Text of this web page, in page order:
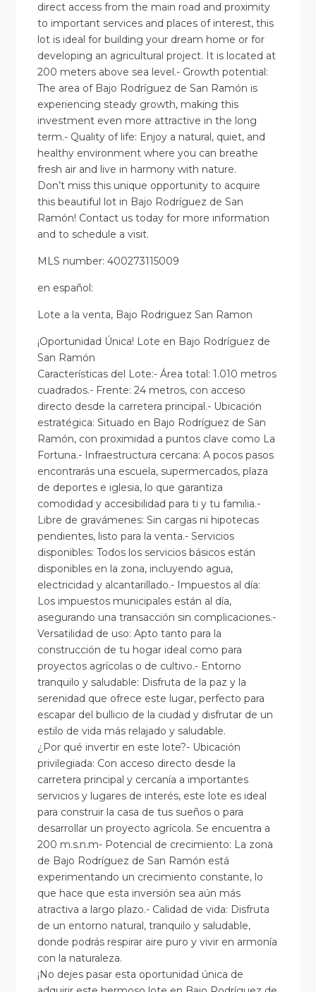
direct access from the main road and proximity
to important services and places of interest, this
lot is ideal for building your dream home or for
developing an agricultural project. It is located at
200 meters above sea level.- Growth potential:
The area of Bajo Rodríguez de San Ramón is
experiencing steady growth, making this
investment even more attractive in the long
term.- Quality of life: Enjoy a natural, quiet, and
healthy environment where you can breathe
fresh air and live in harmony with nature.
Don’t miss this unique opportunity to acquire
this beautiful lot in Bajo Rodríguez de San
Ramón! Contact us today for more information
and to schedule a visit.
MLS number: 400273115009
en español:
Lote a la venta, Bajo Rodriguez San Ramon
¡Oportunidad Única! Lote en Bajo Rodríguez de
San Ramón
Características del Lote:- Área total: 1.010 metros
cuadrados.- Frente: 24 metros, con acceso
directo desde la carretera principal.- Ubicación
estratégica: Situado en Bajo Rodríguez de San
Ramón, con proximidad a puntos clave como La
Fortuna.- Infraestructura cercana: A pocos pasos
encontrarás una escuela, supermercados, plaza
de deportes e iglesia, lo que garantiza
comodidad y accesibilidad para ti y tu familia.-
Libre de gravámenes: Sin cargas ni hipotecas
pendientes, listo para la venta.- Servicios
disponibles: Todos los servicios básicos están
disponibles en la zona, incluyendo agua,
electricidad y alcantarillado.- Impuestos al día:
Los impuestos municipales están al día,
asegurando una transacción sin complicaciones.-
Versatilidad de uso: Apto tanto para la
construcción de tu hogar ideal como para
proyectos agrícolas o de cultivo.- Entorno
tranquilo y saludable: Disfruta de la paz y la
serenidad que ofrece este lugar, perfecto para
escapar del bullicio de la ciudad y disfrutar de un
estilo de vida más relajado y saludable.
¿Por qué invertir en este lote?- Ubicación
privilegiada: Con acceso directo desde la
carretera principal y cercanía a importantes
servicios y lugares de interés, este lote es ideal
para construir la casa de tus sueños o para
desarrollar un proyecto agrícola. Se encuentra a
200 m.s.n.m- Potencial de crecimiento: La zona
de Bajo Rodríguez de San Ramón está
experimentando un crecimiento constante, lo
que hace que esta inversión sea aún más
atractiva a largo plazo.- Calidad de vida: Disfruta
de un entorno natural, tranquilo y saludable,
donde podrás respirar aire puro y vivir en armonía
con la naturaleza.
¡No dejes pasar esta oportunidad única de